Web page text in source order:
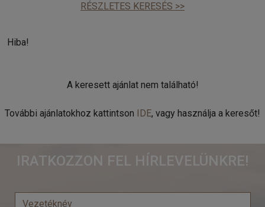
RÉSZLETES KERESÉS >>
Hiba!
A keresett ajánlat nem található!
További ajánlatokhoz kattintson IDE, vagy használja a keresőt!
IRATKOZZON FEL HÍRLEVELÜNKRE!